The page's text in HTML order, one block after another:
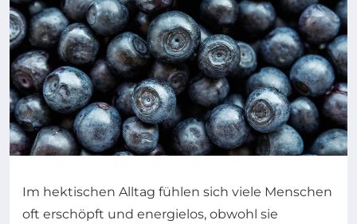
Im hektischen Alltag fühlen sich viele Menschen
oft erschöpft und energielos, obwohl sie